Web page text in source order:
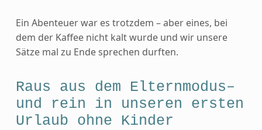
Ein Abenteuer war es trotzdem – aber eines, bei
dem der Kaffee nicht kalt wurde und wir unsere
Sätze mal zu Ende sprechen durften.
Raus aus dem Elternmodus–
und rein in unseren ersten
Urlaub ohne Kinder